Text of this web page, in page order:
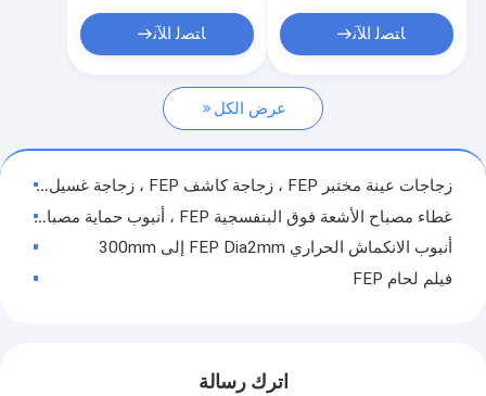
اتصل بنا
منتجات PFA
ﺎﺘﺼﻟ ﺍﻶﻧ ﺎﺘﺼﻟ ﺍﻶﻧ
عرض الكل
زجاجات عينة مختبر FEP ، زجاجة كاشف FEP ، زجاجة غسيل FEP ، دورق FEP
غطاء مصباح الأشعة فوق البنفسجية FEP ، أنبوب حماية مصباح الأشعة فوق البنفسجية المضاد للانفجار لـ T4
أنبوب الانكماش الحراري FEP Dia2mm إلى 300mm
فيلم لحام FEP
اترك رسالة